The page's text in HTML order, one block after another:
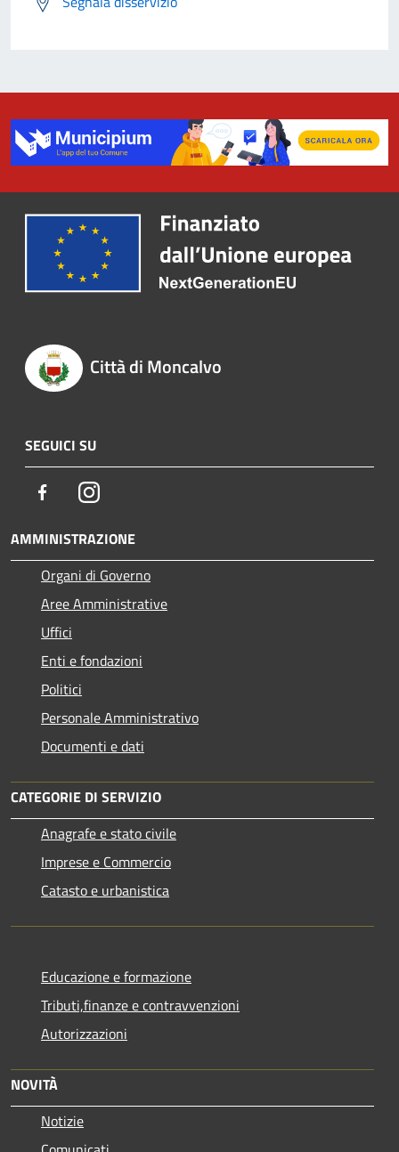
Città di Moncalvo
SEGUICI SU
FacebookInstagram
AMMINISTRAZIONE
Organi di Governo
Aree Amministrative
Uffici
Enti e fondazioni
Politici
Personale Amministrativo
Documenti e dati
CATEGORIE DI SERVIZIO
Anagrafe e stato civile
Imprese e Commercio
Catasto e urbanistica
Educazione e formazione
Tributi,finanze e contravvenzioni
Autorizzazioni
NOVITÀ
Notizie